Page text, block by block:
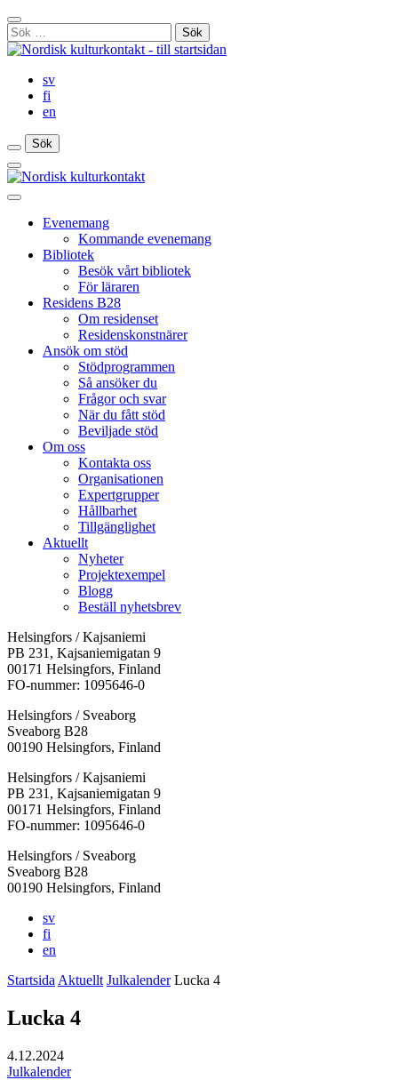
Gå
till
innehåll
Stäng
sökfält
Sök
efter:
sv
fi
en
Sök
Sök
Sök
Huvudmeny
Stäng
huvudmenyn
Evenemang
Kommande evenemang
Bibliotek
Besök vårt bibliotek
För läraren
Residens B28
Om residenset
Residenskonstnärer
Ansök om stöd
Stödprogrammen
Så ansöker du
Frågor och svar
När du fått stöd
Beviljade stöd
Om oss
Kontakta oss
Organisationen
Expertgrupper
Hållbarhet
Tillgänglighet
Aktuellt
Nyheter
Projektexempel
Blogg
Beställ nyhetsbrev
Helsingfors / Kajsaniemi
PB 231, Kajsaniemigatan 9
00171 Helsingfors, Finland
FO-nummer: 1095646-0
Helsingfors / Sveaborg
Sveaborg B28
00190 Helsingfors, Finland
Facebook:
Öppnas
i
en
flik
Instagram:
Öppnas
i
en
flik
TikTok:
Öppnas
i
en
flik
Youtube:
Öppnas
i
en
flik
Vimeo:
Öppnas
i
en
flik
Helsingfors / Kajsaniemi
PB 231, Kajsaniemigatan 9
00171 Helsingfors, Finland
FO-nummer: 1095646-0
Helsingfors / Sveaborg
Sveaborg B28
00190 Helsingfors, Finland
sv
fi
en
Startsida Aktuellt Julkalender Lucka 4
Lucka 4
4.12.2024
Julkalender